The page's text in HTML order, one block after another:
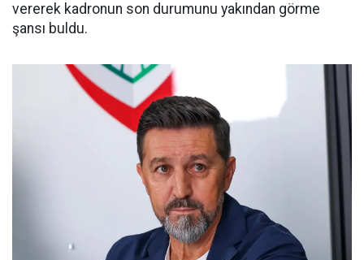
vererek kadronun son durumunu yakından görme
şansı buldu.